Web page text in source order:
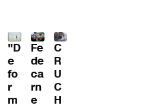
"D
e
fo
r
m
Fe
de
ca
rn
e
C
R
U
C
H